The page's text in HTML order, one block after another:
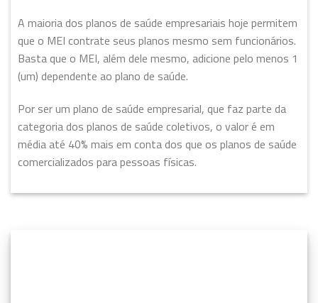
A maioria dos planos de saúde empresariais hoje permitem
que o MEI contrate seus planos mesmo sem funcionários.
Basta que o MEI, além dele mesmo, adicione pelo menos 1
(um) dependente ao plano de saúde.
Por ser um plano de saúde empresarial, que faz parte da
categoria dos planos de saúde coletivos, o valor é em
média até 40% mais em conta dos que os planos de saúde
comercializados para pessoas físicas.